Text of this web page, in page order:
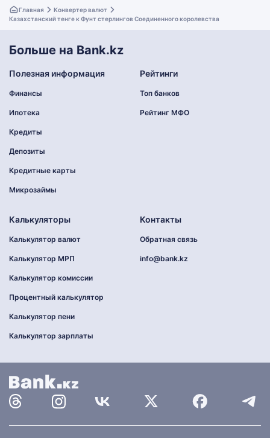
Главная
Конвертер валют
Казахстанский тенге к Фунт стерлингов Соединенного королевства
Больше на Bank.kz
Полезная информация
Финансы
Ипотека
Кредиты
Депозиты
Кредитные карты
Микрозаймы
Рейтинги
Топ банков
Рейтинг МФО
Калькуляторы
Калькулятор валют
Калькулятор МРП
Калькулятор комиссии
Процентный калькулятор
Калькулятор пени
Калькулятор зарплаты
Контакты
Обратная связь
info@bank.kz